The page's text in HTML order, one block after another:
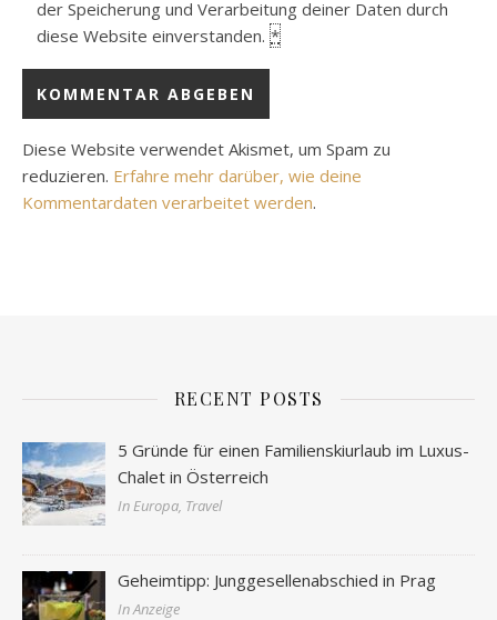
der Speicherung und Verarbeitung deiner Daten durch
diese Website einverstanden. *
Diese Website verwendet Akismet, um Spam zu
reduzieren. Erfahre mehr darüber, wie deine
Kommentardaten verarbeitet werden.
RECENT POSTS
5 Gründe für einen Familienskiurlaub im Luxus-
Chalet in Österreich
In Europa, Travel
Geheimtipp: Junggesellenabschied in Prag
In Anzeige